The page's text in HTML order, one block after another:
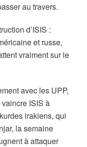
au travers.
d’ISIS :
et russe,
vraiment sur le
avec les UPP,
ISIS à
irakiens, qui
la semaine
à attaquer